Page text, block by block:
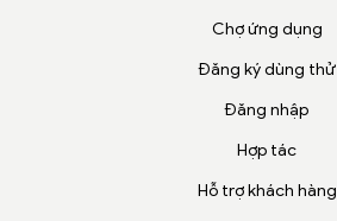
Chợ ứng dụng
Đăng ký dùng thử
Đăng nhập
Hợp tác
Hỗ trợ khách hàng